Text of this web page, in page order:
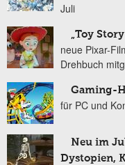
Juli
„Toy
neue Pixar-
Drehbuch
Gaming-
für PC und
Neu im
Dystopien,